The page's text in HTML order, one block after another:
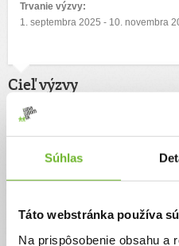
Súhlas
Táto webstránka používa
Na prispôsobenie obsahu a
Trvanie výzvy:
1. septembra 2025 - 10. novembra
Cieľ výzvy
Rehabilitačný pobyt v AXIS v Piešťanoch
Autor výzvy
Patrícia Palkóova